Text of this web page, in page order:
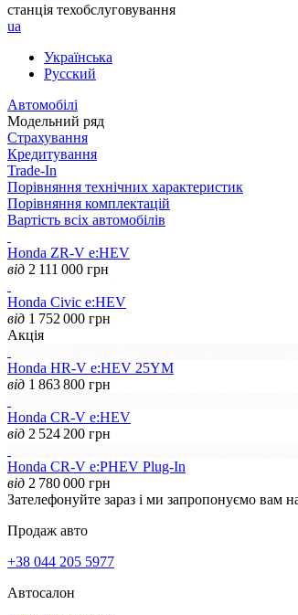
станція техобслуговування
ua
Українська
Русский
Автомобілі
Модельний ряд
Страхування
Кредитування
Trade-In
Порівняння технічних характеристик
Порівняння комплектацій
Вартість всіх автомобілів
Honda ZR-V e:HEV
від 2 111 000 грн
Honda Civic e:HEV
від 1 752 000 грн
Акція
Honda HR-V e:HEV 25YM
від 1 863 800 грн
Honda CR-V e:HEV
від 2 524 200 грн
Honda CR-V e:PHEV Plug-In
від 2 780 000 грн
Зателефонуйте зараз і ми запропонуємо вам
Продаж авто
+38 044 205 5977
Автосалон